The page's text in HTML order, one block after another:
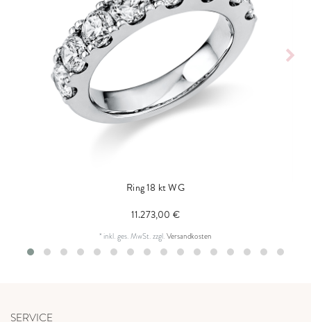
Ring 18 kt WG
11.273,00 €
* inkl. ges. MwSt.zzgl.Versandkosten
SERVICE